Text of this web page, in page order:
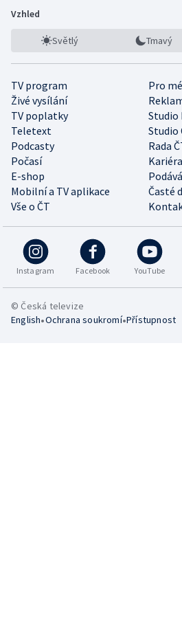
Vzhled
Světlý Tmavý
TV program
Pro
Živé vysílání
TV poplatky
Studio
Teletext
Studio
Podcasty
Rada
Počasí
Kariéra
E-shop
Mobilní a TV aplikace
Časté
Vše o ČT
Instagram Facebook YouTube
© Česká televize
English•Ochrana soukromí•Přístupnost